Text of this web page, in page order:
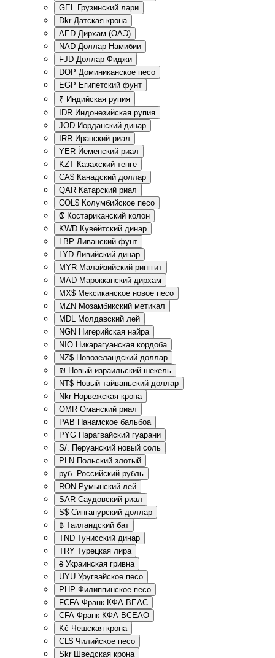
GEL Грузинский лари
Dkr Датская крона
AED Дирхам (ОАЭ)
NAD Доллар Намибии
FJD Доллар Фиджи
DOP Доминиканское песо
EGP Египетский фунт
₹ Индийская рупия
IDR Индонезийская рупия
JOD Иорданский динар
IRR Иранский риал
YER Йеменский риал
KZT Казахский тенге
CA$ Канадский доллар
QAR Катарский риал
COL$ Колумбийское песо
₡ Костариканский колон
KWD Кувейтский динар
LBP Ливанский фунт
LYD Ливийский динар
MYR Малайзийский ринггит
MAD Марокканский дирхам
MX$ Мексиканское новое песо
MZN Мозамбикский метикал
MDL Молдавский лей
NGN Нигерийская найра
NIO Никарагуанская кордоба
NZ$ Новозеландский доллар
₪ Новый израильский шекель
NT$ Новый тайваньский доллар
Nkr Норвежская крона
OMR Оманский риал
PAB Панамское бальбоа
PYG Парагвайский гуарани
S/. Перуанский новый соль
PLN Польский злотый
руб. Российский рубль
RON Румынский лей
SAR Саудовский риал
S$ Сингапурский доллар
฿ Таиландский бат
TND Тунисский динар
TRY Турецкая лира
₴ Украинская гривна
UYU Уругвайское песо
PHP Филиппинское песо
FCFA Франк КФА ВЕАС
CFA Франк КФА ВСЕАО
Kč Чешская крона
CL$ Чилийское песо
Skr Шведская крона